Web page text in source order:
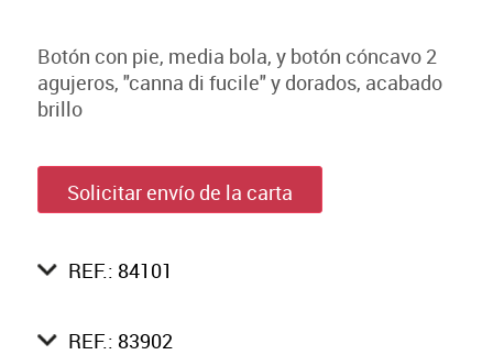
Botón con pie, media bola, y botón cóncavo 2
agujeros, "canna di fucile" y dorados, acabado
brillo
Solicitar envío de la carta
REF.: 84101
REF.: 83902